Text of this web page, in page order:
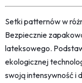
Setki patternów w
Bezpiecznie
lateksowego.
ekologicznej
swoją intensywność i